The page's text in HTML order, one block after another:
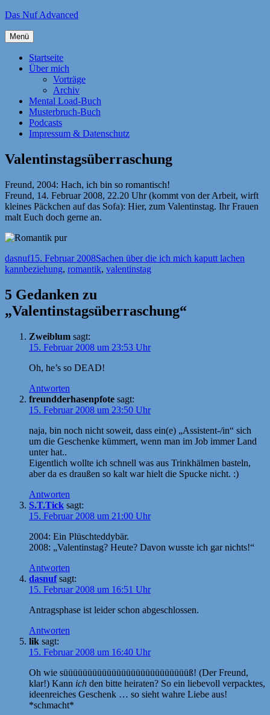
Zum
springen
Das Nuf Advanced
Menü
Startseite
Über mich
Vorträge
Archiv
Mental Load-Buch
Musterbruch-Buch
Podcasts
Impressum & Datenschutz
Valentinstagsüberraschung
Freund, 2004: Hach, ich bin so romantisch!
Freund, 14. Februar 2008, 22.20 Uhr (kommt von der Arbeit, wirft
kleines Päckchen auf das Sofa): Hier, zum Valentinstag. Ihr Frauen
malt Euch doch gerne an.
Autor
dasnufVeröffentlicht
am
15. Februar 2008Kategorien
Sachen über die ich mich kaputt lachen
kannSchlagwörter
beziehung, romantik, valentinstag
5 Gedanken zu
„Valentinstagsüberraschung“
Zweiblum sagt:
15. Februar 2008 um 23:53 Uhr
Oh, he’s so DEAD!
Antworten
freundderhasenpfote sagt:
15. Februar 2008 um 23:50 Uhr
naja, bin noch nicht soweit, dass ein(e) „Assistent-/in“ sich
um die Geschenke kümmert, wenn man im Job immer Land
unter hat..
Eigentlich wollte ich schnell was aus Trinkhälmen basteln,
aber da es draußen so kalt war hielt die Spucke nicht. :)
Antworten
S.T.Tick sagt:
15. Februar 2008 um 21:00 Uhr
2004: Ein Plüschteddybär.
2008: „Valentinstag? Heute? Davon wusste ich gar nichts!“
Antworten
dasnuf sagt:
15. Februar 2008 um 16:51 Uhr
Antragsphase ist leider schon abgeschlossen.
Antworten
lik sagt:
15. Februar 2008 um 16:40 Uhr
Oh wie süüüüüüüüüüüüüüüüüüüüüüüüüüß! (Der Freund,
klar!) Kann ich den bitte heiraten? So ein liebevoll verpacktes,
ideenreiches Geschenk … so sieht wahre Liebe aus!
*schmacht*